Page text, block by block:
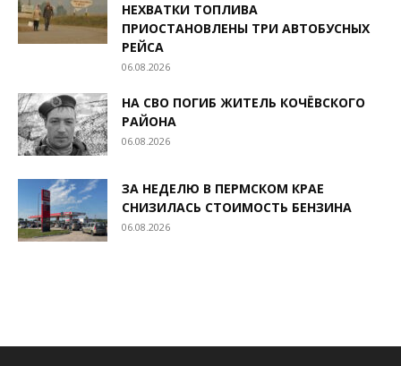
НЕХВАТКИ ТОПЛИВА
ПРИОСТАНОВЛЕНЫ ТРИ АВТОБУСНЫХ
РЕЙСА
06.08.2026
НА СВО ПОГИБ ЖИТЕЛЬ КОЧЁВСКОГО
РАЙОНА
06.08.2026
ЗА НЕДЕЛЮ В ПЕРМСКОМ КРАЕ
СНИЗИЛАСЬ СТОИМОСТЬ БЕНЗИНА
06.08.2026